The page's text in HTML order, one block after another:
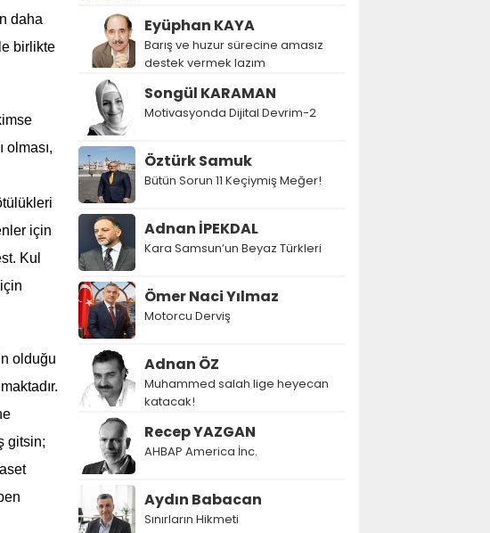
daha
birlikte
için
Kul
olduğu
gitsin;
Eyüphan KAYA
Barış ve huzur sürecine amasız
destek vermek lazım
Songül KARAMAN
Motivasyonda Dijital Devrim-2
Öztürk Samuk
Bütün Sorun 11 Keçiymiş Meğer!
Adnan İPEKDAL
Kara Samsun’un Beyaz Türkleri
Ömer Naci Yılmaz
Motorcu Derviş
Adnan ÖZ
Muhammed salah lige heyecan
katacak!
Recep YAZGAN
AHBAP America İnc.
Aydın Babacan
Sınırların Hikmeti